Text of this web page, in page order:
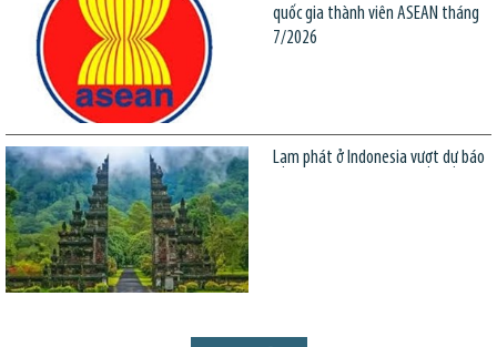
quốc gia thành viên ASEAN tháng
7/2026
Lạm phát ở Indonesia vượt dự báo